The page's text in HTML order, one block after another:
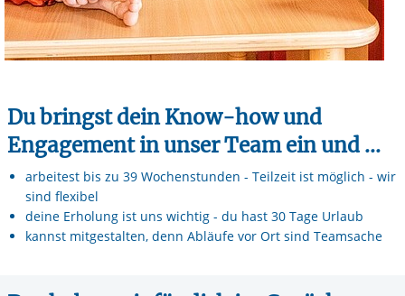
Du bringst dein Know-how und
Engagement in unser Team ein und ...
arbeitest bis zu 39 Wochenstunden - Teilzeit ist möglich - wir
sind flexibel
deine Erholung ist uns wichtig - du hast 30 Tage Urlaub
kannst mitgestalten, denn Abläufe vor Ort sind Teamsache